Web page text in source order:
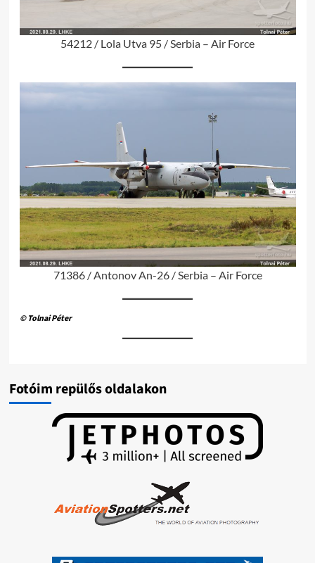
54212 / Lola Utva 95 / Serbia – Air Force
71386 / Antonov An-26 / Serbia – Air Force
© Tolnai Péter
Fotóim repülős oldalakon